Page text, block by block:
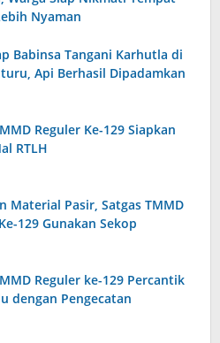
Nyaman
Babinsa Tangani Karhutla di
Api Berhasil Dipadamkan
Reguler Ke-129 Siapkan
RTLH
Material Pasir, Satgas TMMD
129 Gunakan Sekop
Reguler ke-129 Percantik
dengan Pengecatan